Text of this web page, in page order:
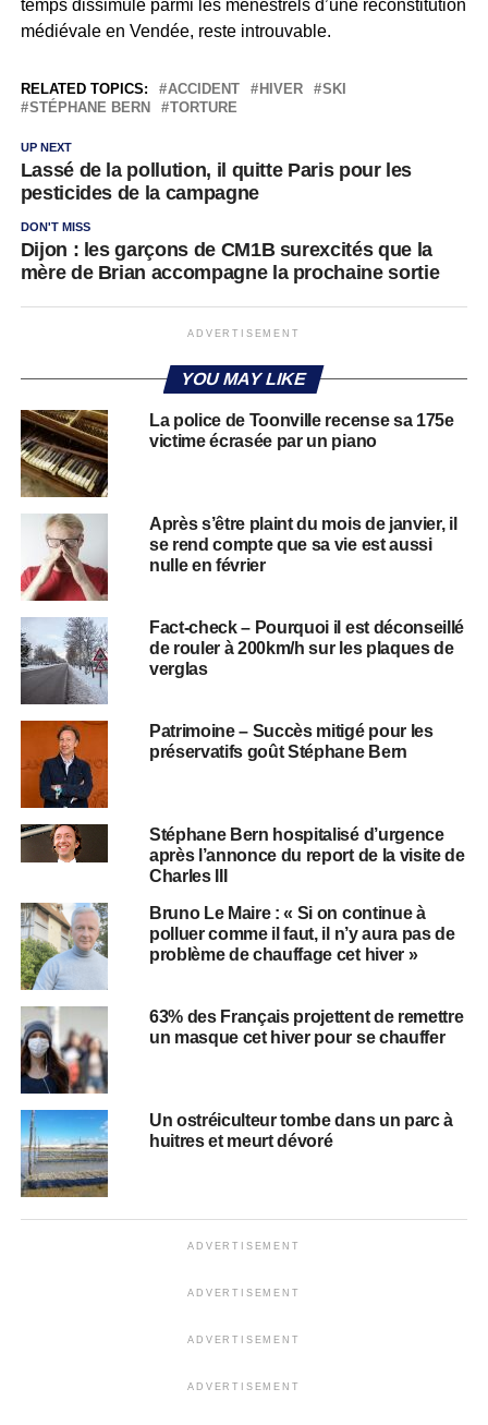
temps dissimulé parmi les ménestrels d’une reconstitution
médiévale en Vendée, reste introuvable.
RELATED TOPICS: ACCIDENT HIVER
SKI
STÉPHANE BERN
TORTURE
UP NEXT
Lassé de la pollution, il quitte Paris pour les
pesticides de la campagne
DON'T MISS
Dijon : les garçons de CM1B surexcités que la
mère de Brian accompagne la prochaine sortie
ADVERTISEMENT
YOU MAY LIKE
La police de Toonville recense sa 175e
victime écrasée par un piano
Après s’être plaint du mois de janvier, il
se rend compte que sa vie est aussi
nulle en février
Fact-check – Pourquoi il est déconseillé
de rouler à 200km/h sur les plaques de
verglas
Patrimoine – Succès mitigé pour les
préservatifs goût Stéphane Bern
Stéphane Bern hospitalisé d’urgence
après l’annonce du report de la visite de
Charles III
Bruno Le Maire : « Si on continue à
polluer comme il faut, il n’y aura pas de
problème de chauffage cet hiver »
63% des Français projettent de remettre
un masque cet hiver pour se chauffer
Un ostréiculteur tombe dans un parc à
huitres et meurt dévoré
ADVERTISEMENT
ADVERTISEMENT
ADVERTISEMENT
ADVERTISEMENT